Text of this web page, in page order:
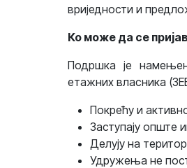
вриједности и
Ко може да се
Подршка је
етажних власника
Покрећу и
Заступају опште
Делују на
Удружења не